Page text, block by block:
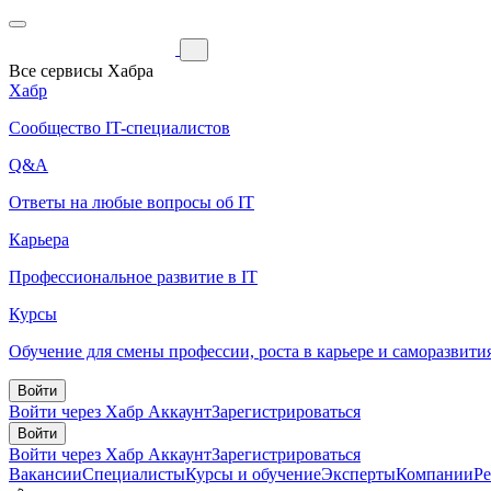
Все сервисы Хабра
Хабр
Сообщество IT-специалистов
Q&A
Ответы на любые вопросы об IT
Карьера
Профессиональное развитие в IT
Курсы
Обучение для смены профессии, роста в карьере и
Войти
Войти через Хабр АккаунтЗарегистрироваться
Войти
Войти через Хабр АккаунтЗарегистрироваться
ВакансииСпециалистыКурсы и обучениеЭкспертыКомпании